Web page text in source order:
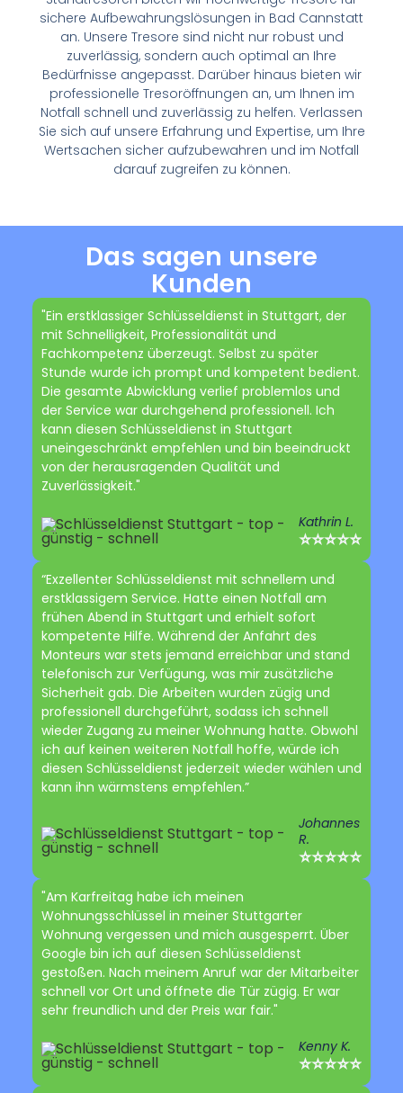
sichere Aufbewahrungslösungen in Bad Cannstatt
an. Unsere Tresore sind nicht nur robust und
zuverlässig, sondern auch optimal an Ihre
Bedürfnisse angepasst. Darüber hinaus bieten wir
professionelle Tresoröffnungen an, um Ihnen im
Notfall schnell und zuverlässig zu helfen. Verlassen
Sie sich auf unsere Erfahrung und Expertise, um Ihre
Wertsachen sicher aufzubewahren und im Notfall
darauf zugreifen zu können.
Das sagen unsere
Kunden
"Ein erstklassiger Schlüsseldienst in Stuttgart, der
mit Schnelligkeit, Professionalität und
Fachkompetenz überzeugt. Selbst zu später
Stunde wurde ich prompt und kompetent bedient.
Die gesamte Abwicklung verlief problemlos und
der Service war durchgehend professionell. Ich
kann diesen Schlüsseldienst in Stuttgart
uneingeschränkt empfehlen und bin beeindruckt
von der herausragenden Qualität und
Zuverlässigkeit."
Kathrin L.
⭐⭐⭐⭐⭐
“Exzellenter Schlüsseldienst mit schnellem und
erstklassigem Service. Hatte einen Notfall am
frühen Abend in Stuttgart und erhielt sofort
kompetente Hilfe. Während der Anfahrt des
Monteurs war stets jemand erreichbar und stand
telefonisch zur Verfügung, was mir zusätzliche
Sicherheit gab. Die Arbeiten wurden zügig und
professionell durchgeführt, sodass ich schnell
wieder Zugang zu meiner Wohnung hatte. Obwohl
ich auf keinen weiteren Notfall hoffe, würde ich
diesen Schlüsseldienst jederzeit wieder wählen und
kann ihn wärmstens empfehlen.”
Johannes
R.
⭐⭐⭐⭐⭐
"Am Karfreitag habe ich meinen
Wohnungsschlüssel in meiner Stuttgarter
Wohnung vergessen und mich ausgesperrt. Über
Google bin ich auf diesen Schlüsseldienst
gestoßen. Nach meinem Anruf war der Mitarbeiter
schnell vor Ort und öffnete die Tür zügig. Er war
sehr freundlich und der Preis war fair."
Kenny K.
⭐⭐⭐⭐⭐